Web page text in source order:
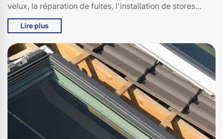
velux, la réparation de fuites, l'installation de stores
intégrés et bien plus encore. Contactez-nous pour une
estimation gratuite!
Lire plus